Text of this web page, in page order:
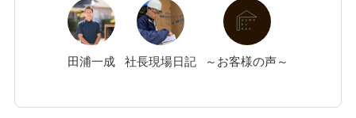
田浦一成 社長現場日記 ～お客様の声～